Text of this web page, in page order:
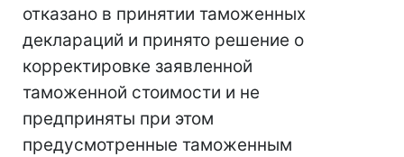
отказано в принятии таможенных
деклараций и принято решение о
корректировке заявленной
таможенной стоимости и не
предприняты при этом
предусмотренные таможенным